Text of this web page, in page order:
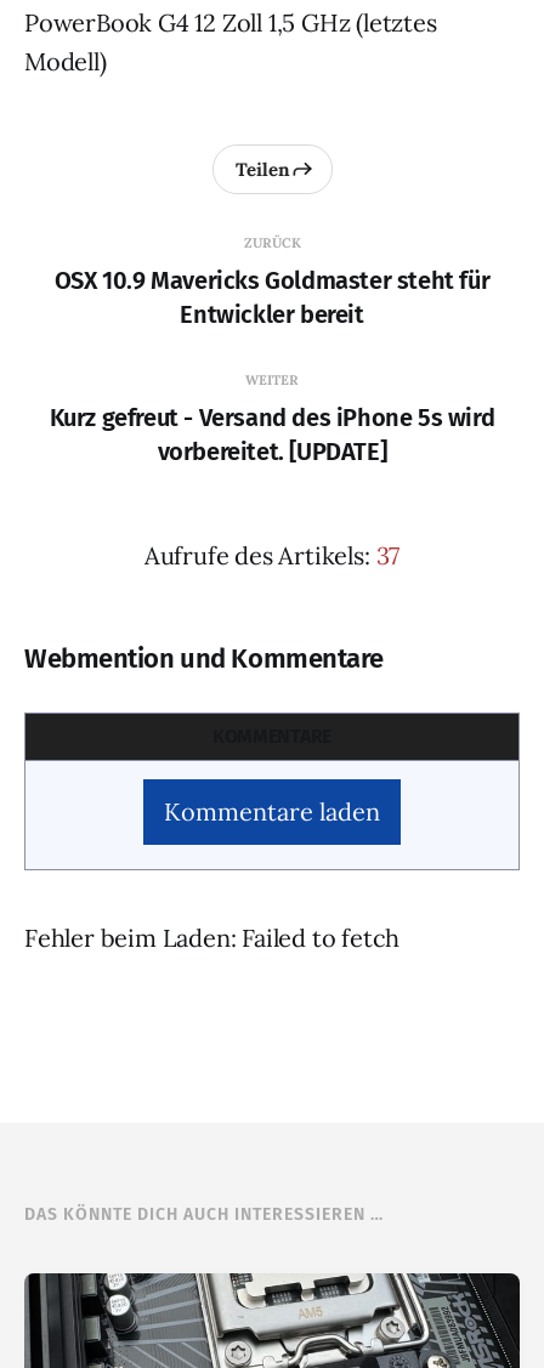
PowerBook G4 12 Zoll 1,5 GHz (letztes
Modell)
ZURÜCK
OSX 10.9 Mavericks Goldmaster steht für
Entwickler bereit
Teilen
WEITER
Kurz gefreut - Versand des iPhone 5s wird
vorbereitet. [UPDATE]
Aufrufe des Artikels: 37
Webmention und Kommentare
Kommentare laden
Fehler beim Laden: Failed to fetch
DAS KÖNNTE DICH AUCH INTERESSIEREN …